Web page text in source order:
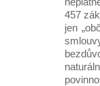
457
jen